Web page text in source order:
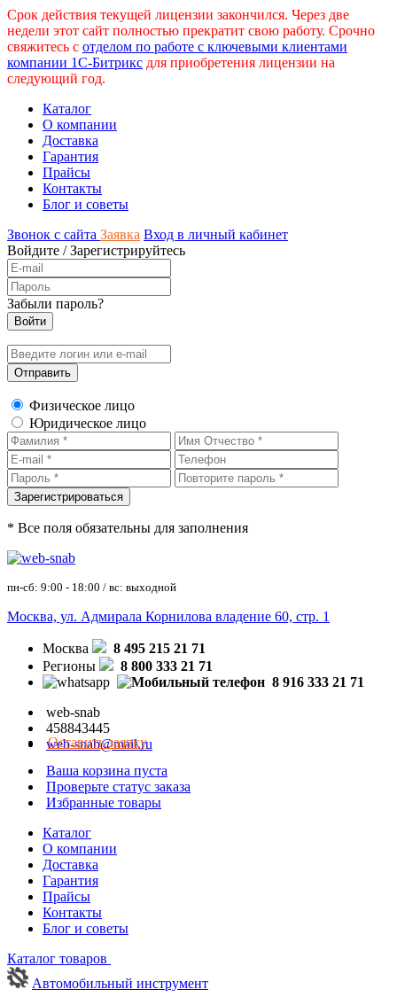
Срок действия текущей лицензии закончился. Через две
недели этот сайт полностью прекратит свою работу. Срочно
свяжитесь с отделом по работе с ключевыми клиентами
компании 1С-Битрикс для приобретения лицензии на
следующий год.
Каталог
О компании
Доставка
Гарантия
Прайсы
Контакты
Блог и советы
Звонок с сайта Заявка Вход в личный кабинет
Войдите /Зарегистрируйтесь
Забыли пароль?
Физическое лицо
Юридическое лицо
* Все поля обязательны для заполнения
пн-сб: 9:00 - 18:00 / вс: выходной
Москва, ул. Адмирала Корнилова владение 60, стр. 1
Москва
8 495 215 21 71
Регионы
8 800 333 21 71
8 916 333 21 71
web-snab
458843445
web-snab@mail.ru
Оставить заявку
Ваша корзина пуста
Проверьте статус заказа
Избранные товары
Каталог
О компании
Доставка
Гарантия
Прайсы
Контакты
Блог и советы
Каталог товаров
Автомобильный инструмент